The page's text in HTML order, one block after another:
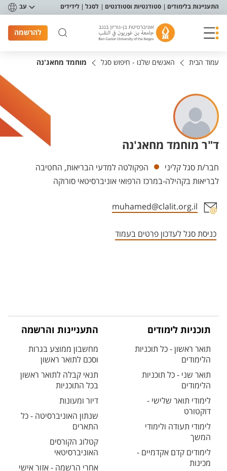
תפריט נגישות
התעניינות בלימודים סטודנטיות וסטודנטים לסגל לידידים עב
להרשמה
עמוד הבית האנשים שלנו - חיפוש סגל מוחמד מחאג'נה
ד"ר מוחמד מחאג'נה
יחידות
חבר/ת סגל קליני
הפקולטה למדעי הבריאות, החטיבה
לבריאות בקהילה-במרכז הרפואי אוניברסיטאי סורוקה
muhamed@clalit.org.il
כניסת סגל לעדכון פרטים בעמוד
תוכניות לימודים
תואר ראשון - כל תוכניות
הלימודים
תואר שני - כל תוכניות
הלימודים
לימודי תואר שלישי -
דוקטורט
לימודי תעודה ולימודי
המשך
לימודים קדם אקדמיים -
מכינות
התעניינות והרשמה
מחשבון ממוצע בגרות
וסכם לתואר ראשון
תנאי קבלה לתואר ראשון
בכל התוכניות
דיור ומעונות
שנתון האוניברסיטה - כל
התארים
קטלוג הקורסים
האוניברסיטאי
אחרי הרשמה - אזור אישי